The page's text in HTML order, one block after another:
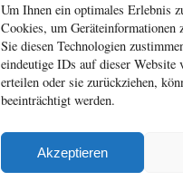
Um Ihnen ein optimales Erlebnis
Cookies, um Geräteinformationen
Sie diesen Technologien
eindeutige IDs auf dieser
erteilen oder sie zurückziehen,
beeinträchtigt werden.
Akzeptieren